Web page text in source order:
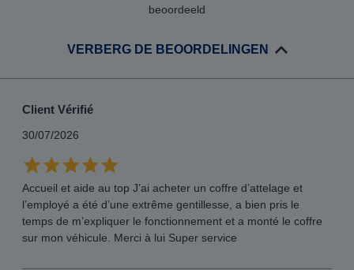
beoordeeld
VERBERG DE BEOORDELINGEN
Client Vérifié
30/07/2026
Accueil et aide au top J’ai acheter un coffre d’attelage et
l’employé a été d’une extrême gentillesse, a bien pris le
temps de m’expliquer le fonctionnement et a monté le coffre
sur mon véhicule. Merci à lui Super service